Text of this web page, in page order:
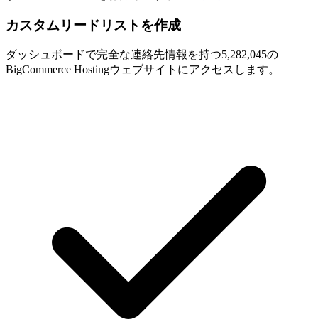
カスタムリードリストを作成
ダッシュボードで完全な連絡先情報を持つ5,282,045の
BigCommerce Hostingウェブサイトにアクセスします。